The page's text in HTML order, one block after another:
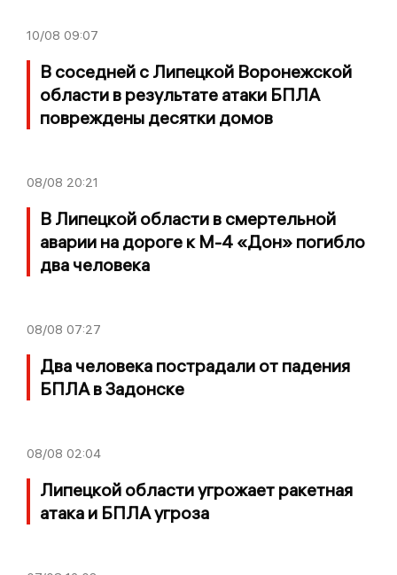
10/08 09:07
В соседней с Липецкой Воронежской
области в результате атаки БПЛА
повреждены десятки домов
08/08 20:21
В Липецкой области в смертельной
аварии на дороге к М-4 «Дон» погибло
два человека
08/08 07:27
Два человека пострадали от падения
БПЛА в Задонске
08/08 02:04
Липецкой области угрожает ракетная
атака и БПЛА угроза